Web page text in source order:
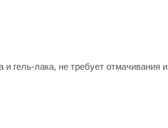
гель-лака, не требует отмачивания и